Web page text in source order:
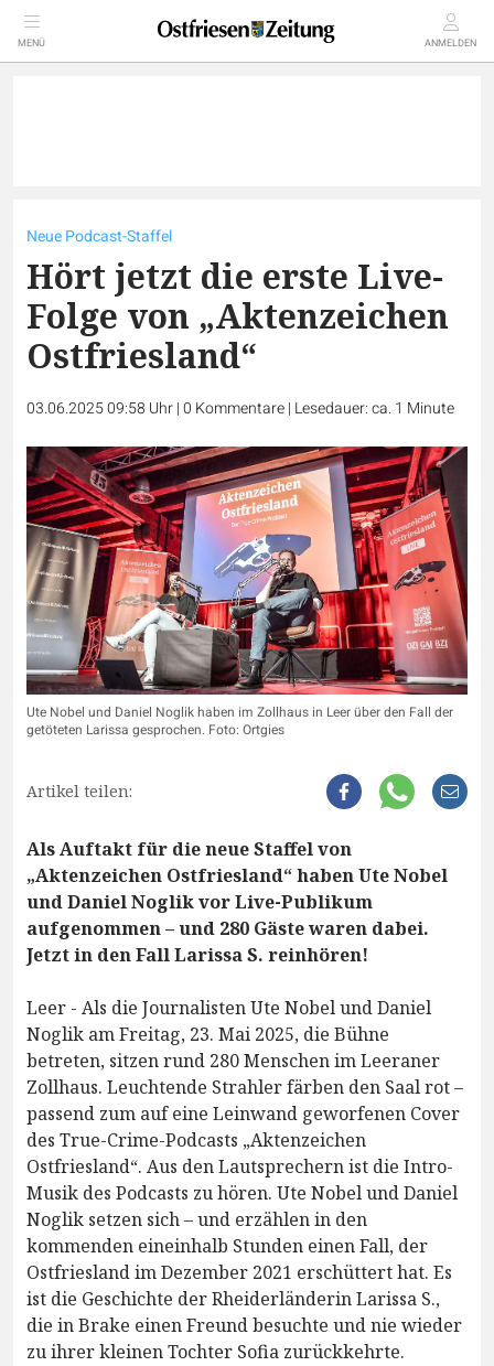
MENÜ ANMELDEN
Neue Podcast-Staffel
Hört jetzt die erste Live-
Folge von „Aktenzeichen
Ostfriesland“
03.06.2025 09:58 Uhr|0 Kommentare| Lesedauer: ca. 1 Minute
Ute Nobel und Daniel Noglik haben im Zollhaus in Leer über den Fall der
getöteten Larissa gesprochen. Foto: Ortgies
Artikel teilen:
Als Auftakt für die neue Staffel von
„Aktenzeichen Ostfriesland“ haben Ute Nobel
und Daniel Noglik vor Live-Publikum
aufgenommen – und 280 Gäste waren dabei.
Jetzt in den Fall Larissa S. reinhören!
Leer - Als die Journalisten Ute Nobel und Daniel
Noglik am Freitag, 23. Mai 2025, die Bühne
betreten, sitzen rund 280 Menschen im Leeraner
Zollhaus. Leuchtende Strahler färben den Saal rot –
passend zum auf eine Leinwand geworfenen Cover
des True-Crime-Podcasts „Aktenzeichen
Ostfriesland“. Aus den Lautsprechern ist die Intro-
Musik des Podcasts zu hören. Ute Nobel und Daniel
Noglik setzen sich – und erzählen in den
kommenden eineinhalb Stunden einen Fall, der
Ostfriesland im Dezember 2021 erschüttert hat. Es
ist die Geschichte der Rheiderländerin Larissa S.,
die in Brake einen Freund besuchte und nie wieder
zu ihrer kleinen Tochter Sofia zurückkehrte.